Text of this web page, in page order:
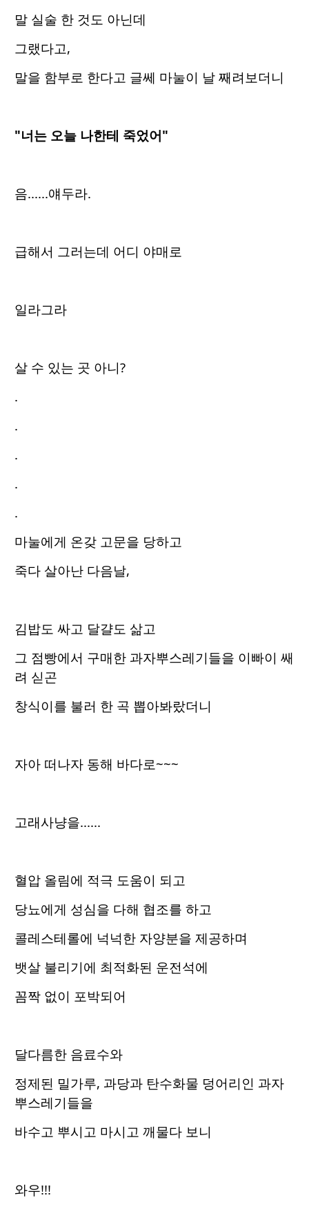
말 실술 한 것도 아닌데
그랬다고,
말을 함부로 한다고 글쎄 마눌이 날 째려보더니
"너는 오늘 나한테 죽었어"
음......얘두라.
급해서 그러는데 어디 야매로
일라그라
살 수 있는 곳 아니?
.
.
.
.
.
마눌에게 온갖 고문을 당하고
죽다 살아난 다음날,
김밥도 싸고 달걀도 삶고
그 점빵에서 구매한 과자뿌스레기들을 이빠이 쌔
려 싣곤
창식이를 불러 한 곡 뽑아봐랐더니
자아 떠나자 동해 바다로~~~
고래사냥을......
혈압 올림에 적극 도움이 되고
당뇨에게 성심을 다해 협조를 하고
콜레스테롤에 넉넉한 자양분을 제공하며
뱃살 불리기에 최적화된 운전석에
꼼짝 없이 포박되어
달다름한 음료수와
정제된 밀가루, 과당과 탄수화물 덩어리인 과자
뿌스레기들을
바수고 뿌시고 마시고 깨물다 보니
와우!!!